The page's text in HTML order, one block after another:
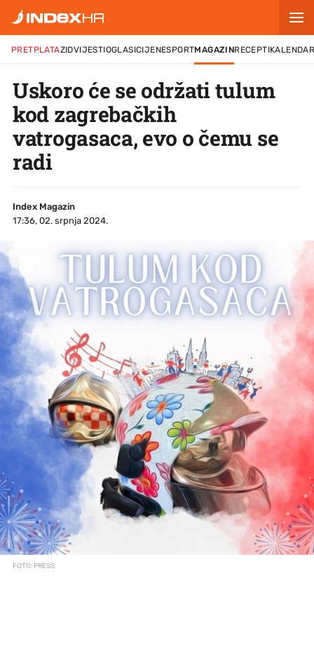
PRETPLATAZIDVIJESTIOGLASICIJENESPORTMAGAZINRECEPTI
Uskoro će se održati tulum
kod zagrebačkih
vatrogasaca, evo o čemu se
radi
Index Magazin
17:36, 02. srpnja 2024.
FOTO: PRESS